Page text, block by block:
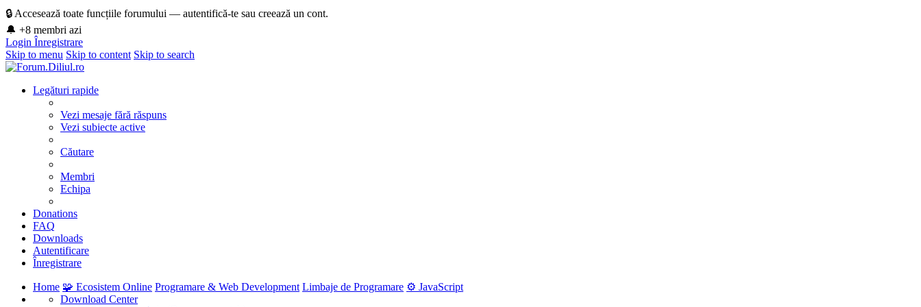
🔒 Accesează toate funcțiile forumului — autentifică-te sau creează un cont.
🔔 +8 membri azi
Login Înregistrare
Skip to menu Skip to content Skip to search
Legături rapide
Vezi mesaje fără răspuns
Vezi subiecte active
Căutare
Membri
Echipa
Donations
FAQ
Downloads
Autentificare
Înregistrare
Home 🧩 Ecosistem Online Programare & Web Development Limbaje de Programare ⚙️ JavaScript
Download Center